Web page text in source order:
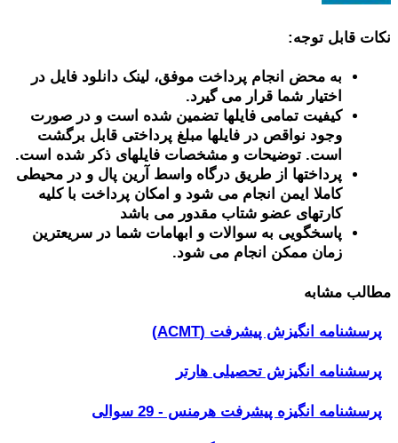
نکات قابل توجه:
به محض انجام پرداخت موفق، لینک دانلود فایل در
اختیار شما قرار می گیرد.
کیفیت تمامی فایلها تضمین شده است و در صورت
وجود نواقص در فایلها مبلغ پرداختی قابل برگشت
است. توضیحات و مشخصات فایلهای ذکر شده است.
پرداختها از طریق درگاه واسط آرین پال و در محیطی
کاملا ایمن انجام می شود و امکان پرداخت با کلیه
کارتهای عضو شتاب مقدور می باشد
پاسخگویی به سوالات و ابهامات شما در سریعترین
زمان ممکن انجام می شود.
مطالب مشابه
پرسشنامه انگیزش پیشرفت (ACMT)
پرسشنامه انگیزش تحصیلی هارتر
پرسشنامه انگیزه پیشرفت هرمنس - 29 سوالی